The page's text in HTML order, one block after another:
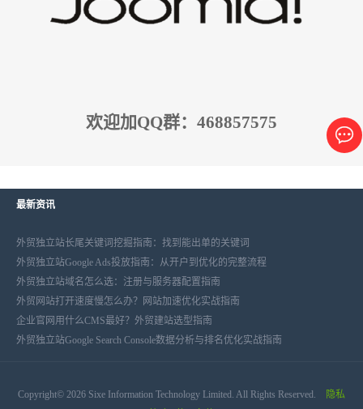
欢迎加QQ群：468857575
最新资讯
外贸独立站长尾关键词挖掘指南：找到能出单的关键词
外贸独立站Google Ads投放指南：从开户到优化的完整流程
外贸独立站域名怎么选：注册与服务器配置指南
外贸网站打开速度慢怎么办？网站加速优化实战指南
企业官网用什么CMS最好？外贸建站选型指南
外贸独立站Google Search Console数据分析与排名优化实战指南
Copyright© 2026 Sixe Information Technology Limited. All Rights Reserved.
隐私